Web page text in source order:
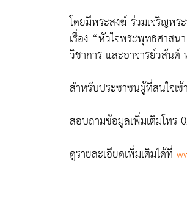
โดยมีพระสงฆ์ ร่วมเจริญพ
เรื่อง “หัวใจพระพุทธศาส
วิชาการ และอาจารย์วสัน
สำหรับประชาชนผู้ที่สนใจเ
สอบถามข้อมูลเพิ่มเติมโทร
ดูรายละเอียดเพิ่มเติมได้ที่